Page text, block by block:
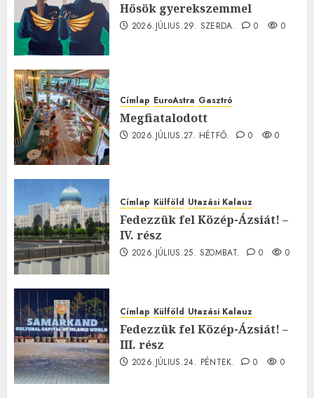
Hősök gyerekszemmel
2026.JÚLIUS.29. SZERDA. 0 0
Címlap EuroAstra Gasztró
Megfiatalodott
2026.JÚLIUS.27. HÉTFŐ. 0 0
Címlap Külföld Utazási Kalauz
Fedezzük fel Közép-Ázsiát! –
IV. rész
2026.JÚLIUS.25. SZOMBAT. 0 0
Címlap Külföld Utazási Kalauz
Fedezzük fel Közép-Ázsiát! –
III. rész
2026.JÚLIUS.24. PÉNTEK. 0 0